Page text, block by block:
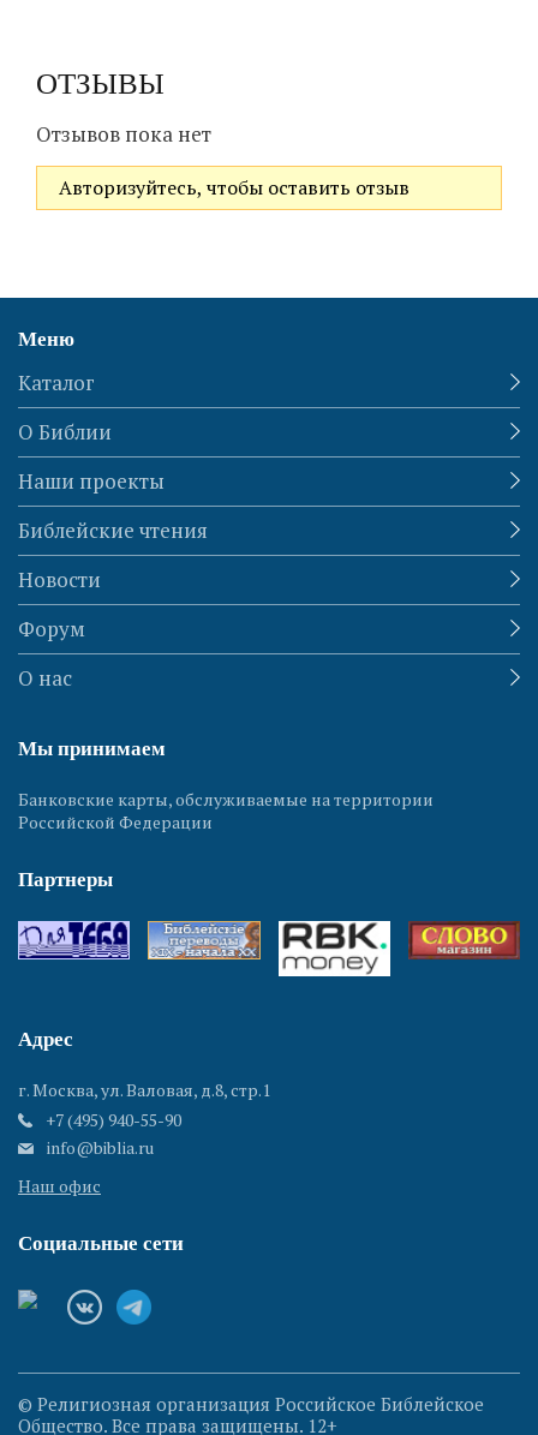
ОТЗЫВЫ
Отзывов пока нет
Авторизуйтесь, чтобы оставить отзыв
Меню
Каталог
О Библии
Наши проекты
Библейские чтения
Новости
Форум
О нас
Мы принимаем
Банковские карты, обслуживаемые на территории
Российской Федерации
Партнеры
Адрес
г. Москва, ул. Валовая, д.8, стр.1
+7 (495) 940-55-90
info@biblia.ru
Наш офис
Социальные сети
© Религиозная организация Российское Библейское
Общество. Все права защищены. 12+